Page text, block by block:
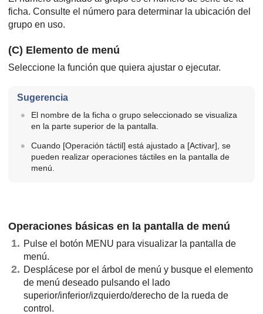
ficha. Consulte el número para determinar la ubicación del
grupo en uso.
(C) Elemento de menú
Seleccione la función que quiera ajustar o ejecutar.
Sugerencia
El nombre de la ficha o grupo seleccionado se visualiza
en la parte superior de la pantalla.
Cuando [Operación táctil] está ajustado a [Activar] , se
pueden realizar operaciones táctiles en la pantalla de
menú.
Operaciones básicas en la pantalla de menú
Pulse el botón MENU para visualizar la pantalla de
menú.
Desplácese por el árbol de menú y busque el elemento
de menú deseado pulsando el lado
superior/inferior/izquierdo/derecho de la rueda de
control.